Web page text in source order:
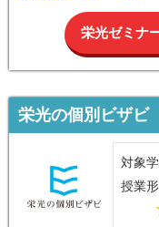
栄光ゼミナ
栄光の個別ビザビ
対象
授業